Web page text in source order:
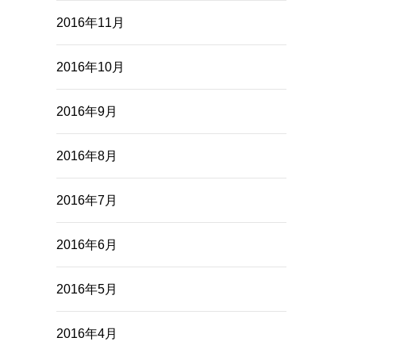
2016年11月
2016年10月
2016年9月
2016年8月
2016年7月
2016年6月
2016年5月
2016年4月